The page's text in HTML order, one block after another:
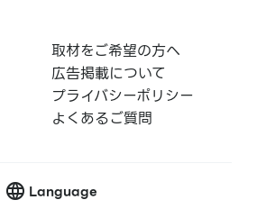
取材をご希望の方へ
広告掲載について
プライバシーポリシー
よくあるご質問
Language